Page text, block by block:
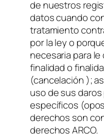
de nuestros
datos cuando
tratamiento
por la ley o
necesaria para
finalidad o
(cancelación );
uso de sus
específicos
derechos son
derechos ARCO.